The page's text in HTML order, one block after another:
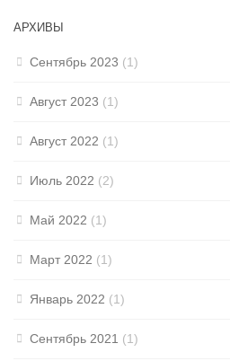
АРХИВЫ
Сентябрь 2023 (1)
Август 2023 (1)
Август 2022 (1)
Июль 2022 (2)
Май 2022 (1)
Март 2022 (1)
Январь 2022 (1)
Сентябрь 2021 (1)